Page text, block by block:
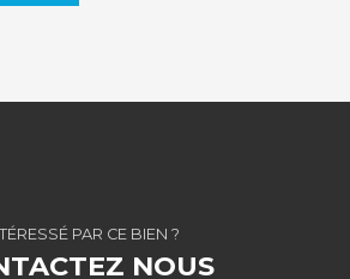
PAR CE BIEN ?
NOUS